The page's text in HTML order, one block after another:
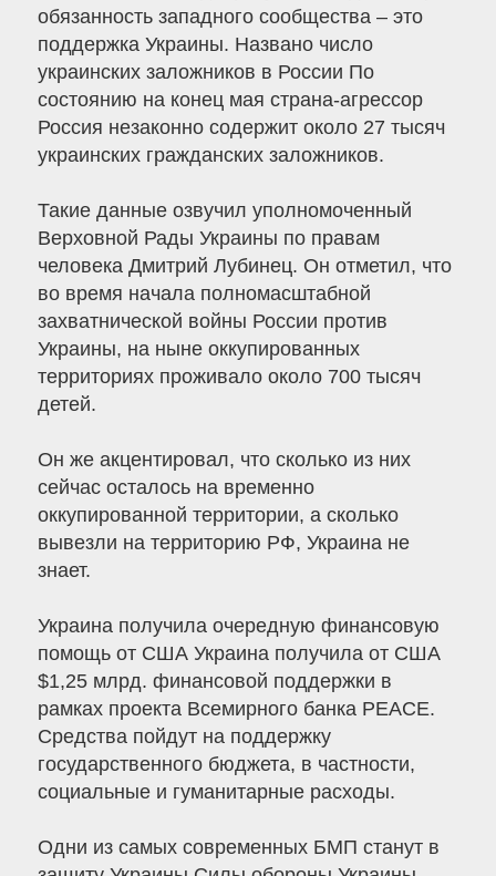
обязанность западного сообщества – это
поддержка Украины. Названо число
украинских заложников в России По
состоянию на конец мая страна-агрессор
Россия незаконно содержит около 27 тысяч
украинских гражданских заложников.
Такие данные озвучил уполномоченный
Верховной Рады Украины по правам
человека Дмитрий Лубинец. Он отметил, что
во время начала полномасштабной
захватнической войны России против
Украины, на ныне оккупированных
территориях проживало около 700 тысяч
детей.
Он же акцентировал, что сколько из них
сейчас осталось на временно
оккупированной территории, а сколько
вывезли на территорию РФ, Украина не
знает.
Украина получила очередную финансовую
помощь от США Украина получила от США
$1,25 млрд. финансовой поддержки в
рамках проекта Всемирного банка PEACE.
Средства пойдут на поддержку
государственного бюджета, в частности,
социальные и гуманитарные расходы.
Одни из самых современных БМП станут в